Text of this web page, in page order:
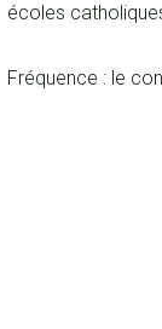
écoles
Fréquence : le